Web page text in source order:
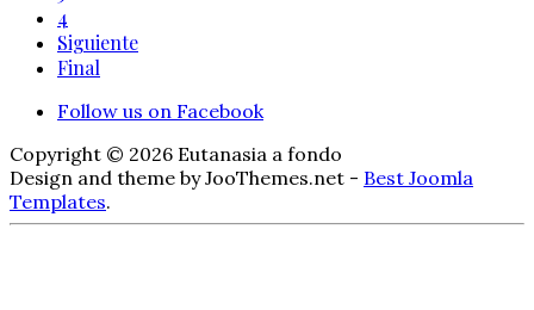
4
Siguiente
Final
Follow us on Facebook
Copyright © 2026 Eutanasia a fondo
Design and theme by JooThemes.net - Best Joomla
Templates.